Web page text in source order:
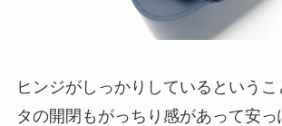
ヒンジがしっかりしているという
タの開閉もがっちり感があって安